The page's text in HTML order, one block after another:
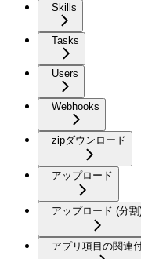
Skills
Tasks
Users
Webhooks
zipダウンロード
アップロード
アップロード (分割
アプリ項目の関連